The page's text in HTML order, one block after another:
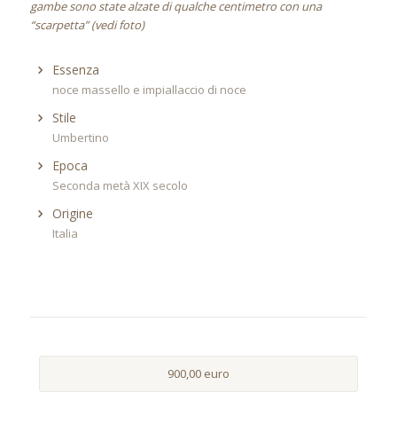
gambe sono state alzate di qualche centimetro con una
“scarpetta” (vedi foto)
Essenza
noce massello e impiallaccio di noce
Stile
Umbertino
Epoca
Seconda metà XIX secolo
Origine
Italia
900,00 euro